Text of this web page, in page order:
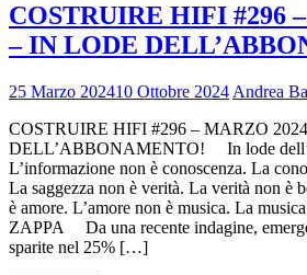
COSTRUIRE HIFI #296
– IN LODE
25 Marzo 202410 Ottobre 2024 Andrea
COSTRUIRE HIFI #296 – MARZO
DELL’ABBONAMENTO! In lode
L’informazione non è conoscenza. La
La saggezza non è verità. La verità non è
è amore. L’amore non è musica. La
ZAPPA Da una recente indagine,
sparite nel 25% […]